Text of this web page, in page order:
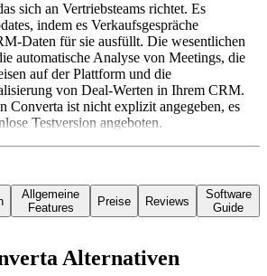
sich an Vertriebsteams richtet. Es
indem es Verkaufsgespräche
Daten für sie ausfüllt. Die wesentlichen
automatische Analyse von Meetings, die
auf der Plattform und die
von Deal-Werten in Ihrem CRM.
Converta ist nicht explizit angegeben, es
Testversion angeboten.
Allgemeine
Features
Preise Reviews
Software
Guide
Alternativen